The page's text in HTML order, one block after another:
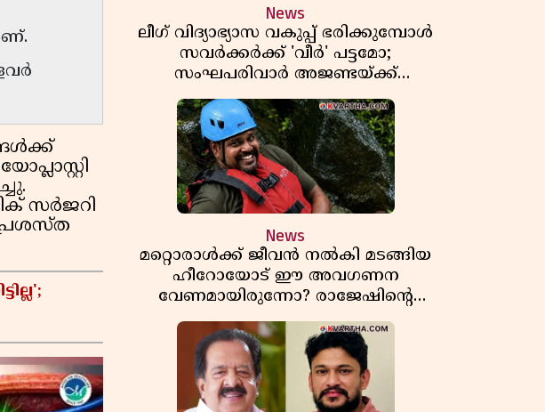
സർജറി
News
ലീഗ് വിദ്യാഭ്യാസ വകുപ്പ് ഭരിക്കുമ്പോൾ
സവർക്കർക്ക് 'വീർ' പട്ടമോ;
സംഘപരിവാർ അജണ്ടയ്ക്ക്
പച്ചക്കൊടി കാട്ടുന്നതാര്?
മഞ്ചേശ്വരത്തെ ക്വിസ് ചോദ്യം
വിവാദമാവുമ്പോൾ
News
മറ്റൊരാൾക്ക് ജീവൻ നൽകി മടങ്ങിയ
ഹീറോയോട് ഈ അവഗണന
വേണമായിരുന്നോ? രാജേഷിൻ്റെ
ഭൗതിക ശരീരത്തോടുള്ള അനാദരവിൽ
ആളിപ്പടരുന്ന ജനരോഷവും പാഠവും